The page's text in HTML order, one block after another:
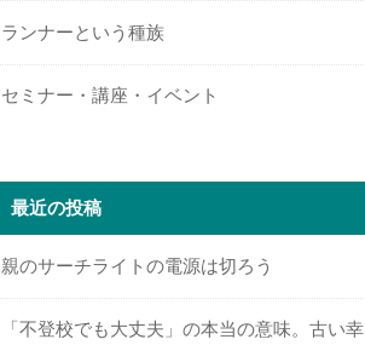
ランナーという種族
セミナー・講座・イベント
最近の投稿
親のサーチライトの電源は切ろう
「不登校でも大丈夫」の本当の意味。古い幸